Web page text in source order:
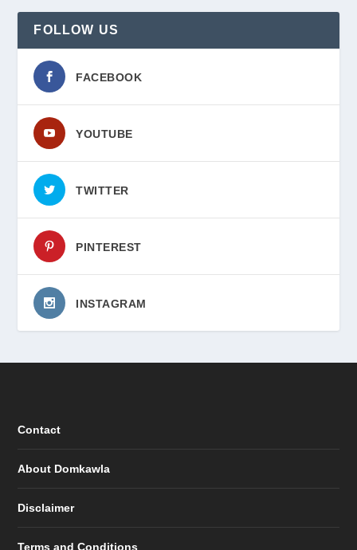
FOLLOW US
FACEBOOK
YOUTUBE
TWITTER
PINTEREST
INSTAGRAM
Contact
About Domkawla
Disclaimer
Terms and Conditions